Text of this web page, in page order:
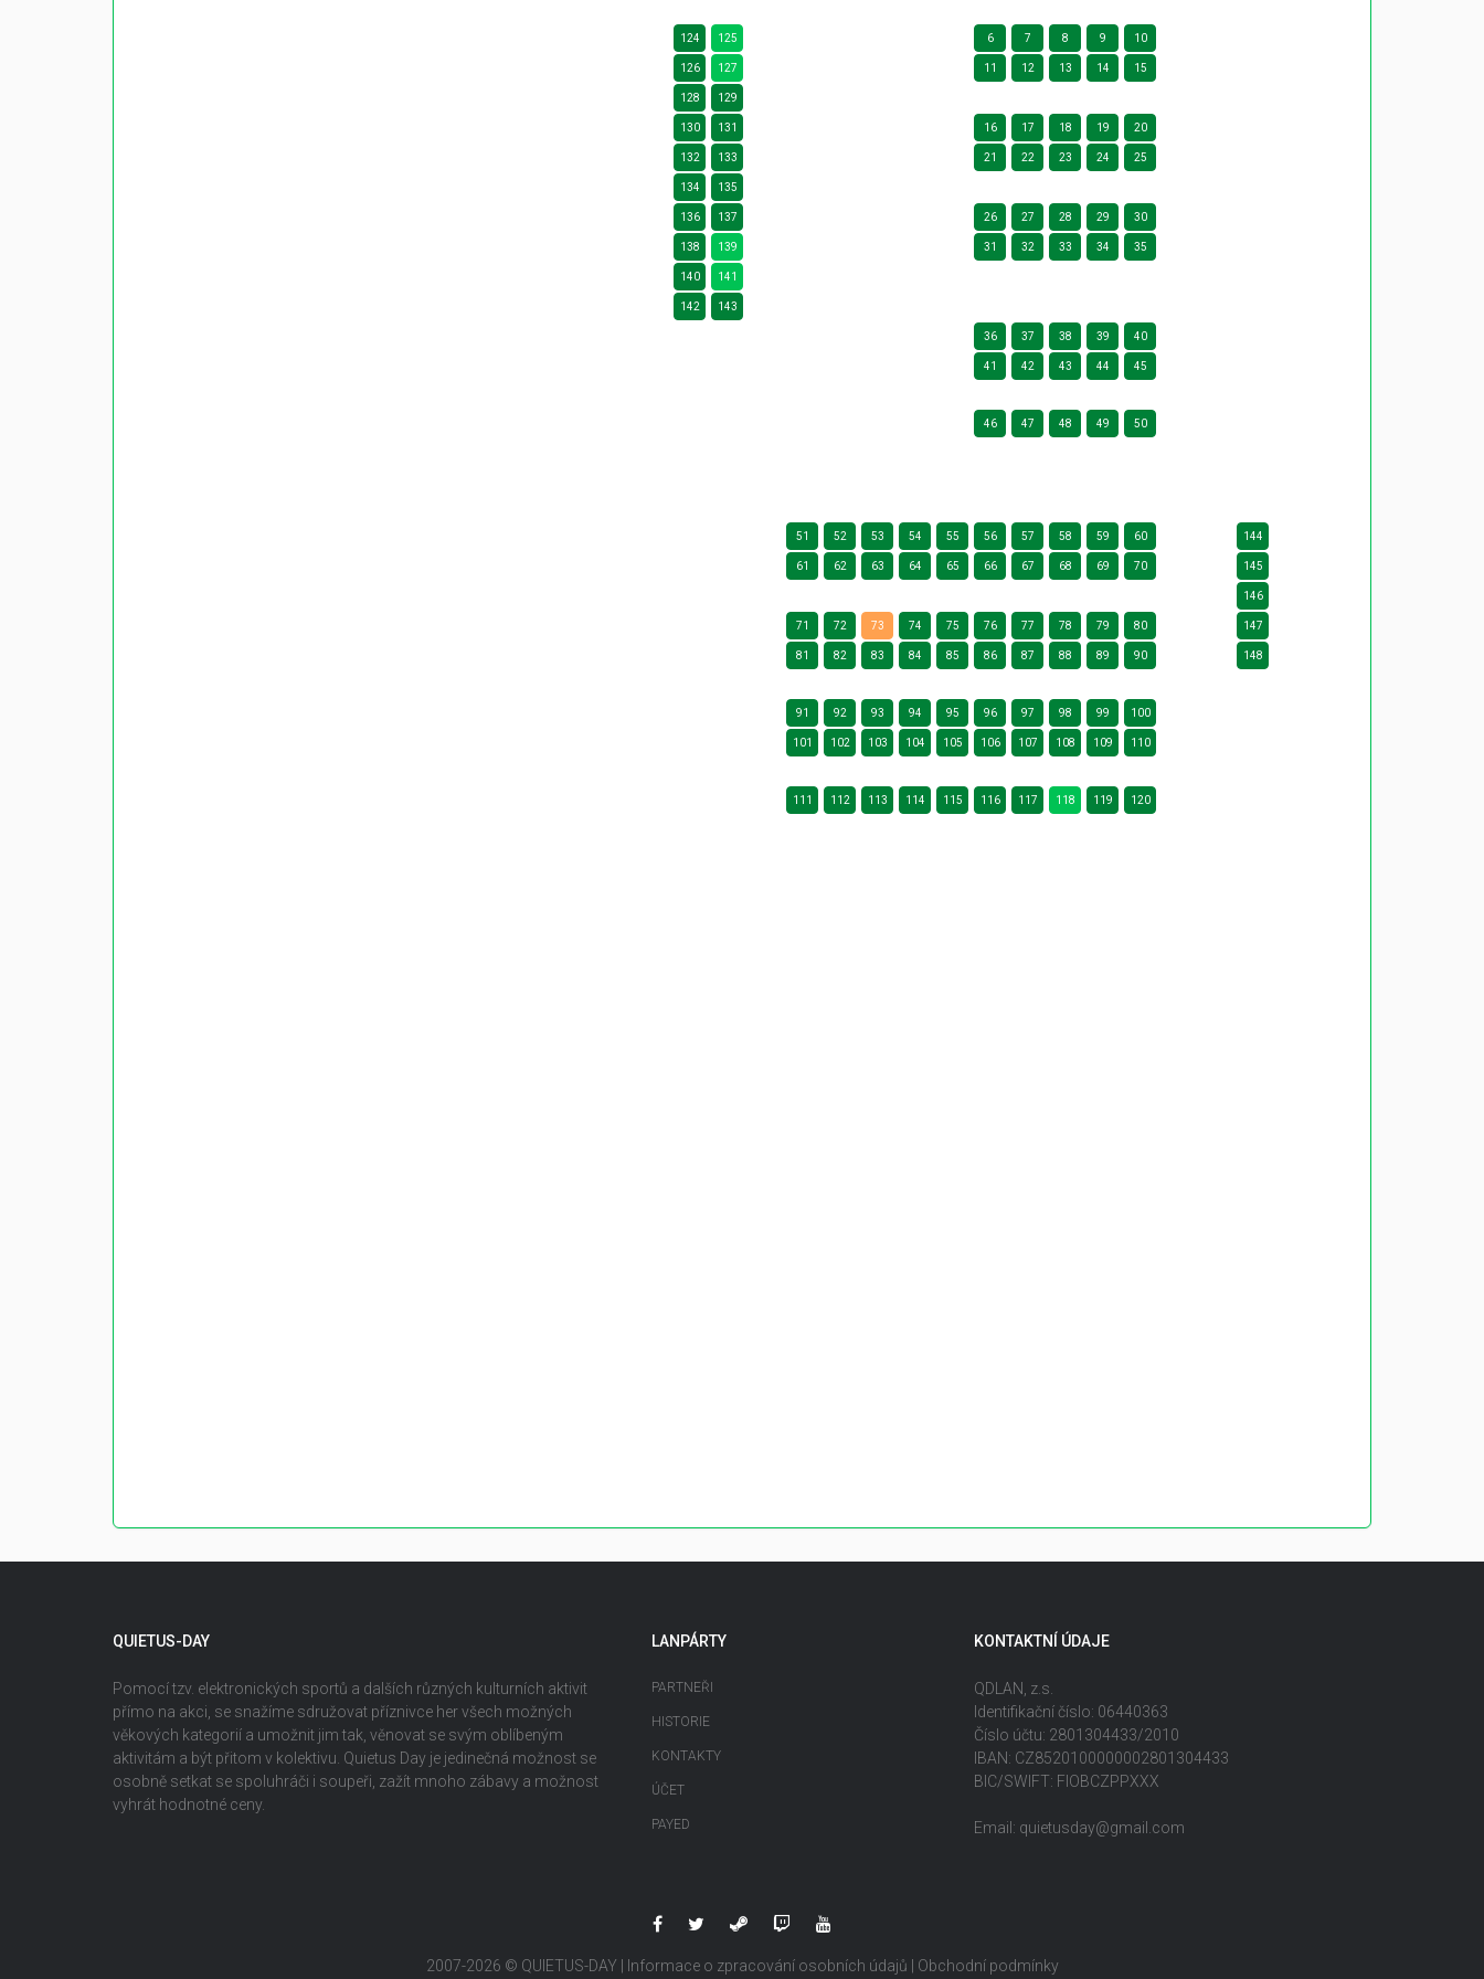
124 125 6 7 8 9 10
126 127 11 12 13 14 15
128 129
130 131 16 17 18 19 20
132 133 21 22 23 24 25
134 135
136 137 26 27 28 29 30
138 139 31 32 33 34 35
140 141
142 143
36 37 38 39 40
41 42 43 44 45
46 47 48 49 50
51 52 53 54 55 56 57 58 59 60 144
61 62 63 64 65 66 67 68 69 70 145
146
71 72 73 74 75 76 77 78 79 80 147
81 82 83 84 85 86 87 88 89 90 148
91 92 93 94 95 96 97 98 99 100
101 102 103 104 105 106 107 108 109 110
111 112 113 114 115 116 117 118 119 120
QUIETUS-DAY
Pomocí tzv. elektronických sportů a dalších různých kulturních aktivit
přímo na akci, se snažíme sdružovat příznivce her všech možných
věkových kategorií a umožnit jim tak, věnovat se svým oblíbeným
aktivitám a být přitom v kolektivu. Quietus Day je jedinečná možnost se
osobně setkat se spoluhráči i soupeři, zažít mnoho zábavy a možnost
vyhrát hodnotné ceny.
LANPÁRTY
PARTNEŘI
HISTORIE
KONTAKTY
ÚČET
PAYED
KONTAKTNÍ ÚDAJE
QDLAN, z.s.
Identifikační číslo: 06440363
Číslo účtu: 2801304433/2010
IBAN: CZ8520100000002801304433
BIC/SWIFT: FIOBCZPPXXX
Email: quietusday@gmail.com
2007-2026 © QUIETUS-DAY | Informace o zpracování osobních údajů Obchodní podmínky